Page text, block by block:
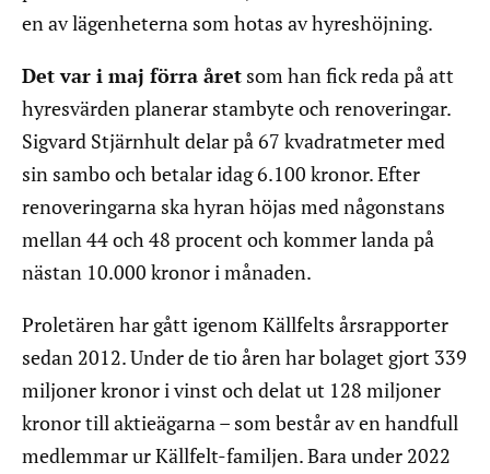
en av lägenheterna som hotas av hyreshöjning.
Det var i maj förra året som han fick reda på att
hyresvärden planerar stambyte och renoveringar.
Sigvard Stjärnhult delar på 67 kvadratmeter med
sin sambo och betalar idag 6.100 kronor. Efter
renoveringarna ska hyran höjas med någonstans
mellan 44 och 48 procent och kommer landa på
nästan 10.000 kronor i månaden.
Proletären har gått igenom Källfelts årsrapporter
sedan 2012. Under de tio åren har bolaget gjort 339
miljoner kronor i vinst och delat ut 128 miljoner
kronor till aktieägarna – som består av en handfull
medlemmar ur Källfelt-familjen. Bara under 2022